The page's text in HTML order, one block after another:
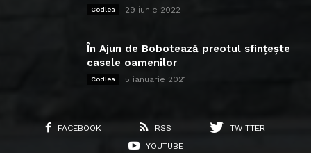
Codlea 29 iunie 2022
În Ajun de Bobotează preotul sfințește
casele oamenilor
Codlea 5 ianuarie 2021
FACEBOOK RSS
TWITTER
YOUTUBE